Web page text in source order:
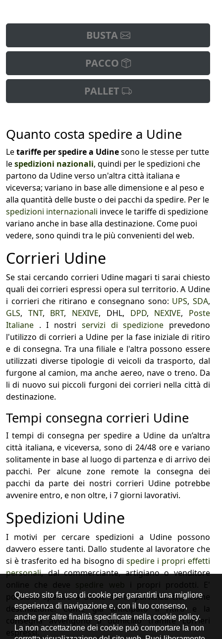
BUSTA
PACCO
PALLET
Quanto costa spedire a Udine
Letariffe per spedire a Udinesono le stesse per tutte
lespedizioni nazionali, quindi per le spedizioni che
partono da Udine verso un'altra città italiana e
viceversa; variano in base alle dimensione e al peso e
alla quantità delle buste o dei pacchi da spedire. Per le
spedizioni internazionali invece le tariffe di spedizione
variano anche in base alla destinazione. Come puoi
vedere, sono quindi tra le più convenienti del web.
Corrieri Udine
Se stai cercando corrieri Udine magari ti sarai chiesto
quali dei corrieri espressi opera sul territorio. A Udine
i corrieri che ritirano e consegnano sono: UPS, SDA,
GLS, TNT, BRT, NEXIVE, DHL, DPD, NEXIVE, Poste
Italiane . I nostri servizi di spedizione prevedono
l'utilizzo di corrieri a Udine per la fase iniziale di ritiro
e di consegna. Tra una filiale e l'altra possono essere
utilizzati diverse tipologie di veicoli da trasporto, dal
furgone al camion, ma anche aereo, nave o treno. Da
li di nuovo sui piccoli furgoni dei corrieri nella città di
destinazione.
Tempi consegna corrieri Udine
I tempi di consegna per spedire a Udine da un’altra
città italiana, e viceversa, sono di 24/48 ore e variano
solitamente in base al luogo di partenza e di arrivo dei
pacchi. Per alcune zone remote la consegna dei
pacchi da parte dei nostri corrieri Udine potrebbe
avvenire entro, e non oltre, i 7 giorni lavorativi.
Spedizioni Udine
I motivi per cercare spedizioni a Udine possono
davvero essere tanti. Dallo studente al lavoratore che
si è trasferito ed ha bisogno di spedire i propri effetti
personali, dal commerciante, artigiano o venditore
online che deve spedire web i propri prodotti. E'
possibile spedire a Udine sia in partenza che come
destinazione. Come già anticipato il ritiro e la
consegna avvengono a domicilio tramite corrieri
espressi.